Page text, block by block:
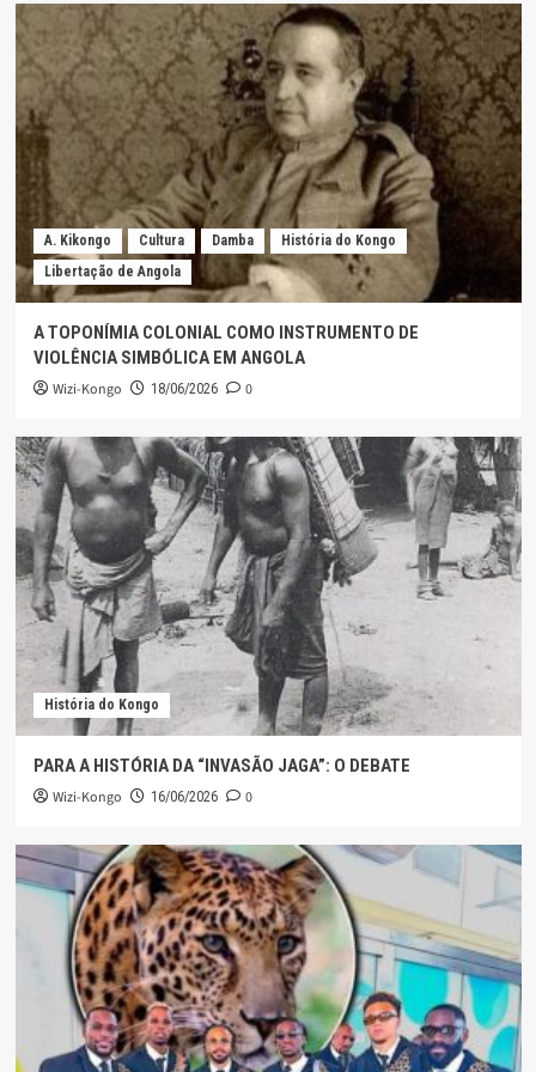
A. Kikongo Cultura Damba
História do Kongo
Libertação de Angola
A TOPONÍMIA COLONIAL COMO INSTRUMENTO DE
VIOLÊNCIA SIMBÓLICA EM ANGOLA
Wizi-Kongo 18/06/2026 0
História do Kongo
PARA A HISTÓRIA DA “INVASÃO JAGA”: O DEBATE
Wizi-Kongo 16/06/2026 0